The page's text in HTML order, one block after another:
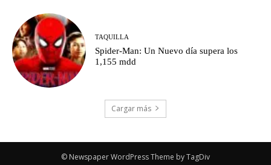
TAQUILLA
Spider-Man: Un Nuevo día supera los
1,155 mdd
Cargar más
© Newspaper WordPress Theme by TagDiv